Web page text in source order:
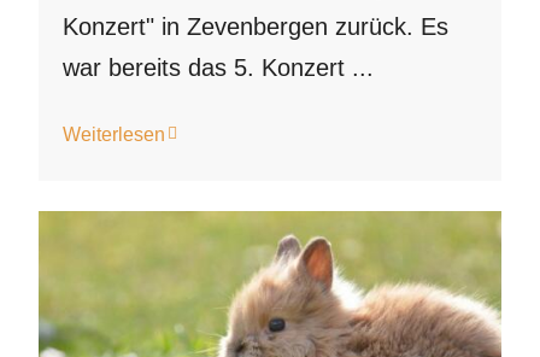
Konzert" in Zevenbergen zurück. Es
war bereits das 5. Konzert ...
Weiterlesen